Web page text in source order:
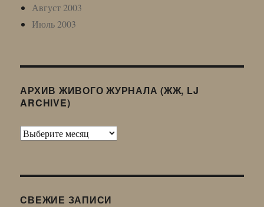
Август 2003
Июль 2003
АРХИВ ЖИВОГО ЖУРНАЛА (ЖЖ, LJ
ARCHIVE)
Архив
LJ
СВЕЖИЕ ЗАПИСИ